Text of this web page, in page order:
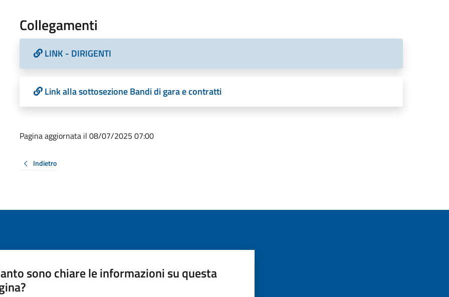
Collegamenti
LINK - DIRIGENTI
Link alla sottosezione Bandi di gara e contratti
Pagina aggiornata il 08/07/2025 07:00
Indietro
sono chiare le informazioni su questa